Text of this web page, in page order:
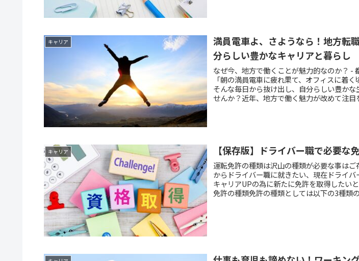
キャリア
満員電車よ、さようなら！地方転
分らしい豊かなキャリアと暮らし
なぜ今、地方で働くことが魅力的なのか？ -
「朝の満員電車に疲れ果て、オフィスに着
そんな毎日から抜け出し、自分らしい豊か
せんか？近年、地方で働く魅力が改めて注目
キャリア 【保存版】ドライバー職で必要な
運転免許の種類は沢山の種類が必要な事は
からドライバー職に就きたい、現在ドライ
キャリアUPの為に新たに免許を取得したい
免許の種類免許の種類としては以下の3種類